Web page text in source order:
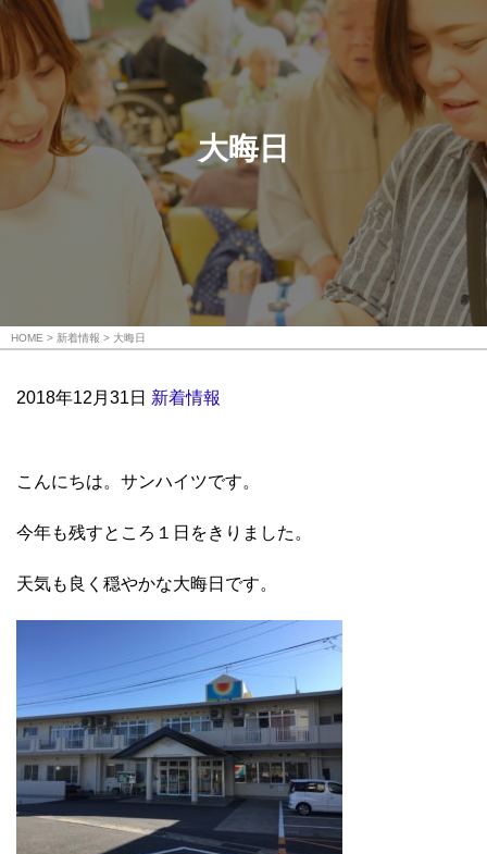
大晦日
HOME 新着情報 大晦日
2018年12月31日 新着情報
こんにちは。サンハイツです。
今年も残すところ１日をきりました。
天気も良く穏やかな大晦日です。